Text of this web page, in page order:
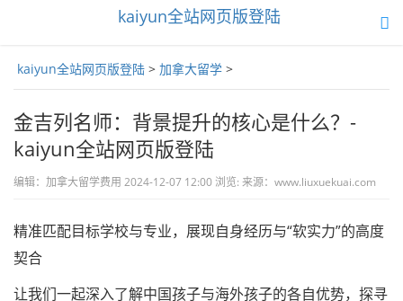
kaiyun全站网页版登陆
kaiyun全站网页版登陆 > 加拿大留学 >
金吉列名师：背景提升的核心是什么？-
kaiyun全站网页版登陆
编辑：加拿大留学费用 2024-12-07 12:00 浏览: 来源：www.liuxuekuai.com
精准匹配目标学校与专业，展现自身经历与“软实力”的高度
契合
让我们一起深入了解中国孩子与海外孩子的各自优势，探寻